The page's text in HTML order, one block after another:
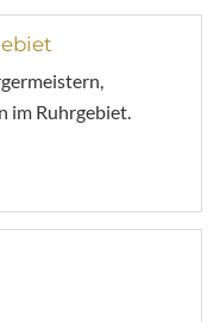
im Ruhrgebiet.